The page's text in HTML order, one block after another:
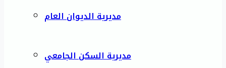
مديرية الديوان العام
مديرية السكن الجامعي